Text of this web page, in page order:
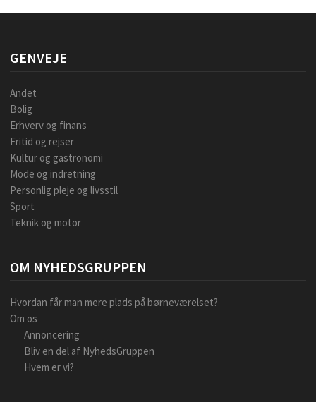
GENVEJE
Andet
Bolig
Erhverv og finans
Fritid og rejser
Kultur og gastronomi
Mode og indretning
Personlig pleje og livsstil
Sport
Teknik og motor
OM NYHEDSGRUPPEN
Hvordan får man mere plads på børneværelset?
Om os
Annoncering
Bliv en del af NyhedsGruppen
Hvem er vi?